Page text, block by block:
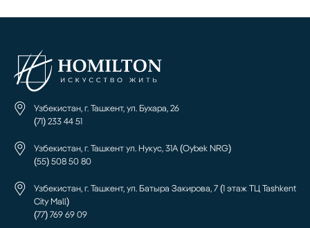
Узбекистан, г. Ташкент, ул. Бухара, 26
(71) 233 44 51
Узбекистан, г. Ташкент ул. Нукус, 31А (Oybek NRG)
(55) 508 50 80
Узбекистан, г. Ташкент, ул. Батыра Закирова, 7 (1 этаж ТЦ Tashkent
City Mall)
(77) 769 69 09